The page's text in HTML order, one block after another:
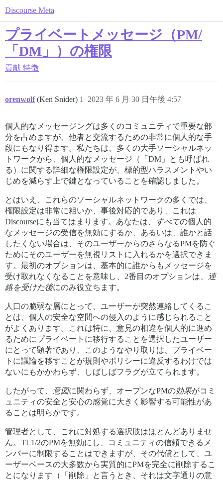
Discourse Meta
プライベートメッセージ（PM/
「DM」）の権限
貢献 特徴
orenwolf (Ken Snider) 2023 年 6 月 30 日午後 4:57
1
個人的なメッセージングは多くのコミュニティで重要な部
分を占めますが、他者と交流するための非常に個人的な手
段にもなり得ます。私たちは、多くの大手ソーシャルネッ
トワークから、個人的なメッセージ（「DM」とも呼ばれ
る）に関する詳細な権限設定が、標的型ハラスメントやい
じめを減らす上で鍵となっていることを確認しました。
とはいえ、これらのソーシャルネットワークの多くでは、
権限設定は非常に粗いか、事後対応的であり、これは
Discourseにも当てはまります。あなたは、
すべての個人的
なメッセージの受信を無効にするか、あるいは、誰かと話
したくない場合は、そのユーザーからのさらなるPMを防ぐ
ためにそのユーザーを無視リストに入れるかを選択できま
す。最初のオプションは、基本的に誰からもメッセージを
受け取れなくなることを意味し、2番目のオプションは、
連
絡を受けた後にのみ役立ちます。
人口の脆弱な層にとって、ユーザーが突然連絡してくるこ
とは、個人の安全な空間への侵入のように感じられること
がよくあります。これは特に、意見の相違を個人的に進め
るためにプライベートに移行することを選択したユーザー
にとって顕著であり、このようなやり取りは、プライベー
トに議論を移すことが規則やポリシーに違反するわけでは
ないにもかかわらず、しばしばフラグが立てられます。
したがって、 意図に関わらず、オープンなPMの効果がコミ
ュニティの安全と安心の感覚に大きく影響する可能性があ
ることは明らかです。
管理者として、これに対処する選択肢はほとんどありませ
ん。TL1/2のPMを無効にし、コミュニティの信頼できるメ
ンバーに制限することはできますが、その代償として、ユ
ーザーベースの大多数から実質的にPMを完全に削除するこ
とになります（「削除」と言うとき、それは文字通りの意